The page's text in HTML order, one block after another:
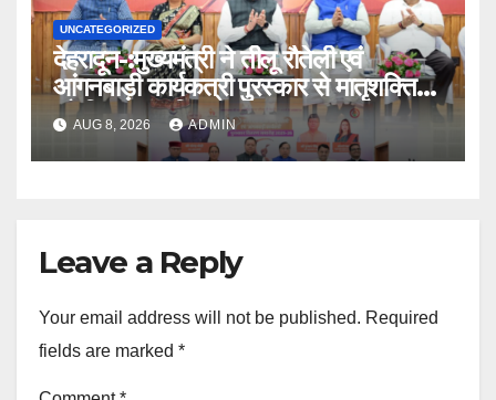
UNCATEGORIZED
देहरादून-:मुख्यमंत्री ने तीलू रौतेली एवं
आंगनबाड़ी कार्यकत्री पुरस्कार से मातृशक्ति
को किया सम्मानित
AUG 8, 2026 ADMIN
Leave a Reply
Your email address will not be published. Required
fields are marked *